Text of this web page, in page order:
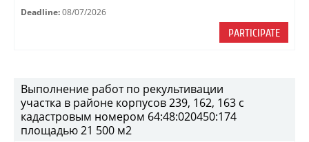
Deadline: 08/07/2026
PARTICIPATE
Выполнение работ по рекультивации
участка в районе корпусов 239, 162, 163 с
кадастровым номером 64:48:020450:174
площадью 21 500 м2